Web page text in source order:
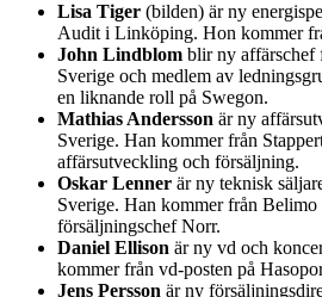
Lisa Tiger (bilden) är ny
Audit i Linköping. Hon kommer
John Lindblom blir ny affärschef
Sverige och medlem av
en liknande roll på Swegon.
Mathias Andersson är ny
Sverige. Han kommer från
affärsutveckling och försäljning.
Oskar Lenner är ny teknisk
Sverige. Han kommer från Belimo
försäljningschef Norr.
Daniel Ellison är ny vd och
kommer från vd-posten på
Jens Persson är ny